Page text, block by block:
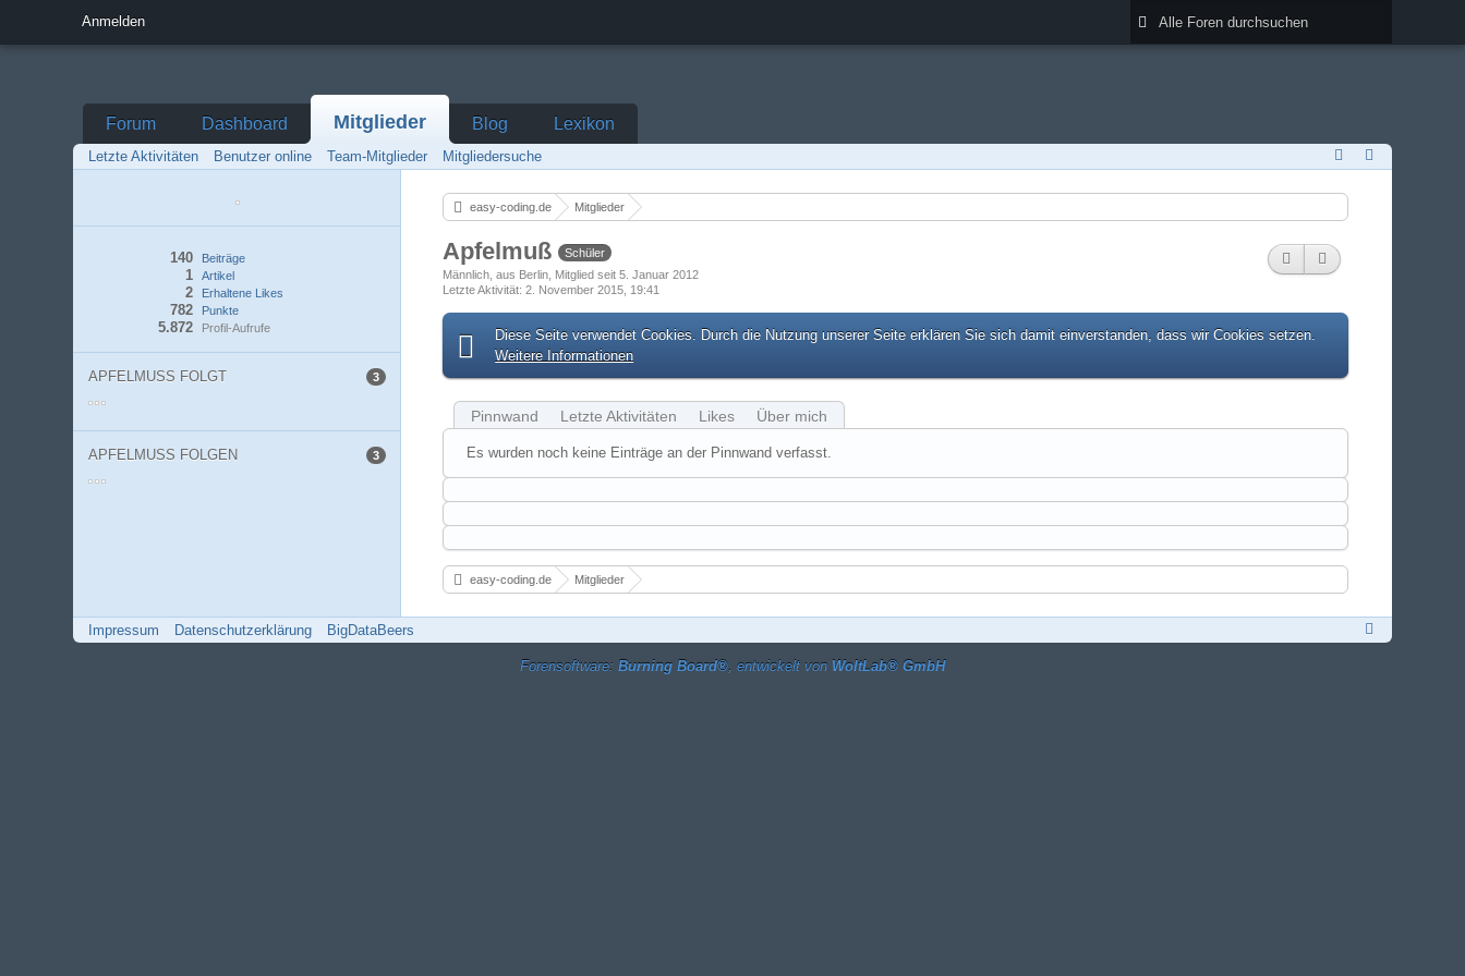
Anmelden
Forum Dashboard Mitglieder Blog Lexikon
Letzte Aktivitäten Benutzer online Team-Mitglieder Mitgliedersuche
Beiträge
140
Artikel
1
Erhaltene Likes
2
Punkte
782
Profil-Aufrufe
5.872
APFELMUSS FOLGT 3
APFELMUSS FOLGEN 3
easy-coding.de Mitglieder
Apfelmuß Schüler
Männlich aus Berlin Mitglied seit 5. Januar 2012
Letzte Aktivität 2. November 2015, 19:41
Diese Seite verwendet Cookies. Durch die Nutzung unserer Seite erklären Sie sich damit einverstanden, dass wir Cookies setzen.
Weitere Informationen
Pinnwand Letzte Aktivitäten Likes Über mich
Es wurden noch keine Einträge an der Pinnwand verfasst.
easy-coding.de Mitglieder
Impressum Datenschutzerklärung BigDataBeers
Forensoftware: Burning Board®, entwickelt von WoltLab® GmbH